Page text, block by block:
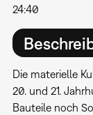
24:40
Die materielle
20. und 21.
Bauteile noch